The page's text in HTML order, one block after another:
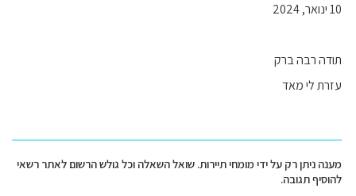
10 ינואר, 2024
תודה רבה ברק
עזרת לי מאד
מענה ניתן רק על ידי מומחי תיירות. שואל השאלה וכל גולש הרשום לאתר רשאי
להוסיף תגובה.